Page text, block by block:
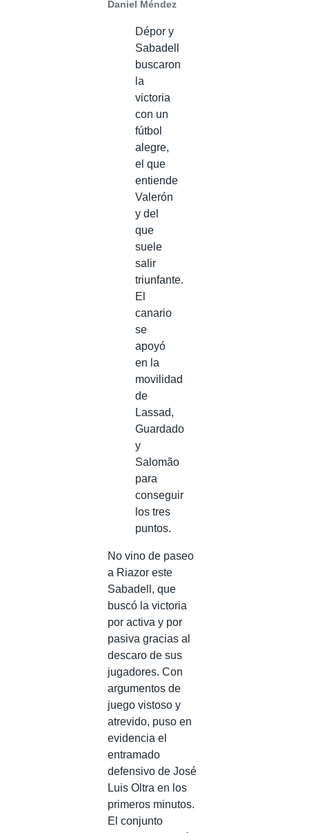
Daniel Méndez
Dépor y
Sabadell
buscaron
la
victoria
con un
fútbol
alegre,
el que
entiende
Valerón
y del
que
suele
salir
triunfante.
El
canario
se
apoyó
en la
movilidad
de
Lassad,
Guardado
y
Salomão
para
conseguir
los tres
puntos.
No vino de paseo
a Riazor este
Sabadell, que
buscó la victoria
por activa y por
pasiva gracias al
descaro de sus
jugadores. Con
argumentos de
juego vistoso y
atrevido, puso en
evidencia el
entramado
defensivo de José
Luis Oltra en los
primeros minutos.
El conjunto